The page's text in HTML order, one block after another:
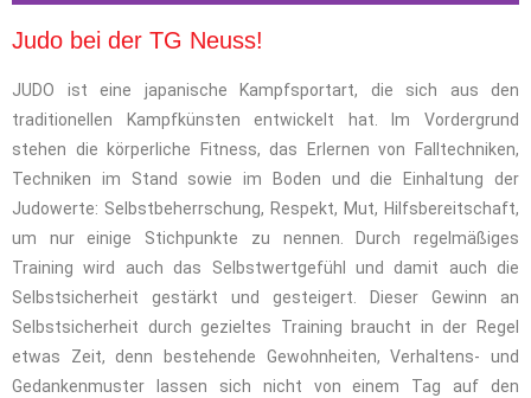
Judo bei der TG Neuss!
JUDO ist eine japanische Kampfsportart, die sich aus den
traditionellen Kampfkünsten entwickelt hat. Im Vordergrund
stehen die körperliche Fitness, das Erlernen von Falltechniken,
Techniken im Stand sowie im Boden und die Einhaltung der
Judowerte: Selbstbeherrschung, Respekt, Mut, Hilfsbereitschaft,
um nur einige Stichpunkte zu nennen. Durch regelmäßiges
Training wird auch das Selbstwertgefühl und damit auch die
Selbstsicherheit gestärkt und gesteigert. Dieser Gewinn an
Selbstsicherheit durch gezieltes Training braucht in der Regel
etwas Zeit, denn bestehende Gewohnheiten, Verhaltens- und
Gedankenmuster lassen sich nicht von einem Tag auf den